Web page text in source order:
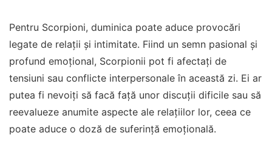
Pentru Scorpioni, duminica poate aduce provocări
legate de relații și intimitate. Fiind un semn pasional și
profund emoțional, Scorpionii pot fi afectați de
tensiuni sau conflicte interpersonale în această zi. Ei ar
putea fi nevoiți să facă față unor discuții dificile sau să
reevalueze anumite aspecte ale relațiilor lor, ceea ce
poate aduce o doză de suferință emoțională.